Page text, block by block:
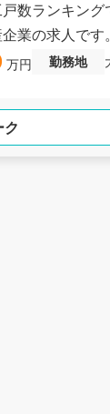
数ランキン
業の求人です。
万円 勤務地
ク